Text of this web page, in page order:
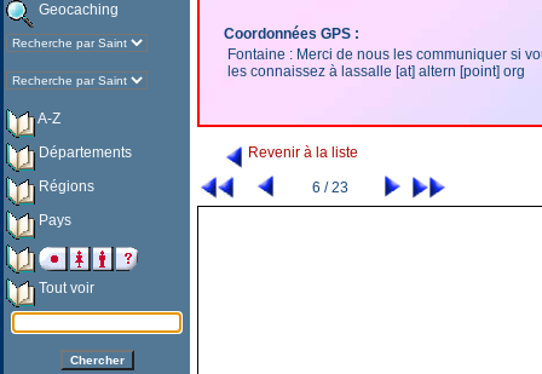
Geocaching
A-Z
Départements
Régions
Pays
Tout voir
Coordonnées GPS :
Fontaine : Merci de nous les communiquer si
les connaissez à lassalle [at] altern [point] org
Revenir à la liste
6 / 23